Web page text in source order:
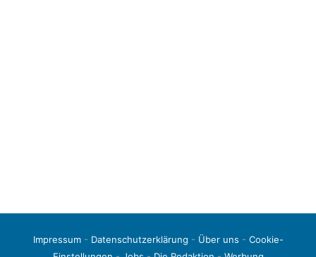
Impressum- Datenschutzerklärung - Über uns - Cookie-